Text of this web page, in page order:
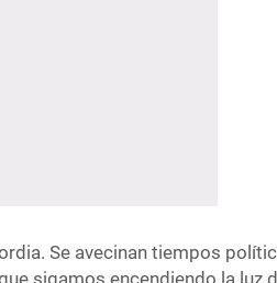
Se avecinan tiempos